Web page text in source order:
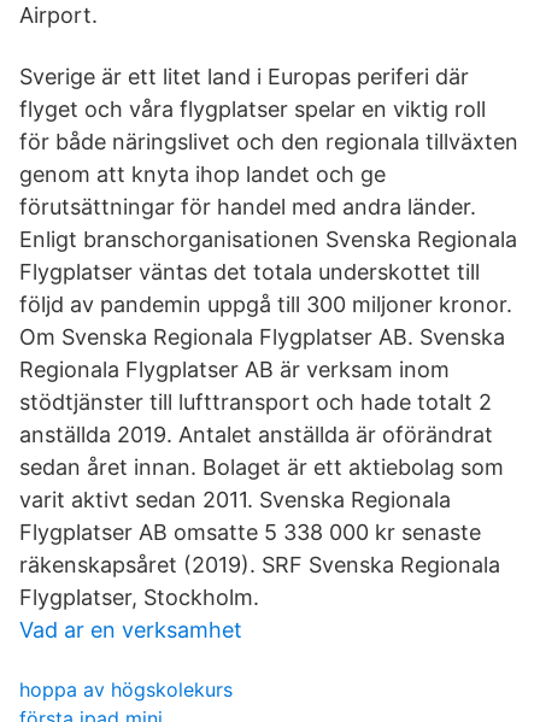
Airport.
Sverige är ett litet land i Europas periferi där
flyget och våra flygplatser spelar en viktig roll
för både näringslivet och den regionala tillväxten
genom att knyta ihop landet och ge
förutsättningar för handel med andra länder.
Enligt branschorganisationen Svenska Regionala
Flygplatser väntas det totala underskottet till
följd av pandemin uppgå till 300 miljoner kronor.
Om Svenska Regionala Flygplatser AB. Svenska
Regionala Flygplatser AB är verksam inom
stödtjänster till lufttransport och hade totalt 2
anställda 2019. Antalet anställda är oförändrat
sedan året innan. Bolaget är ett aktiebolag som
varit aktivt sedan 2011. Svenska Regionala
Flygplatser AB omsatte 5 338 000 kr senaste
räkenskapsåret (2019). SRF Svenska Regionala
Flygplatser, Stockholm.
Vad ar en verksamhet
hoppa av högskolekurs